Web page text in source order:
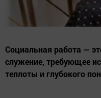
Социальная работа —
служение, требующее
теплоты и глубокого